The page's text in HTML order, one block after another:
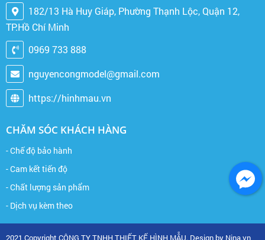
182/13 Hà Huy Giáp, Phường Thạnh Lộc, Quận 12,
TP.Hồ Chí Minh
0969 733 888
nguyencongmodel@gmail.com
https://hinhmau.vn
CHĂM SÓC KHÁCH HÀNG
- Chế độ bảo hành
- Cam kết tiến độ
- Chất lượng sản phẩm
- Dịch vụ kèm theo
2021 Copyright CÔNG TY TNHH THIẾT KẾ HÌNH MẪU. Design by Nina.vn